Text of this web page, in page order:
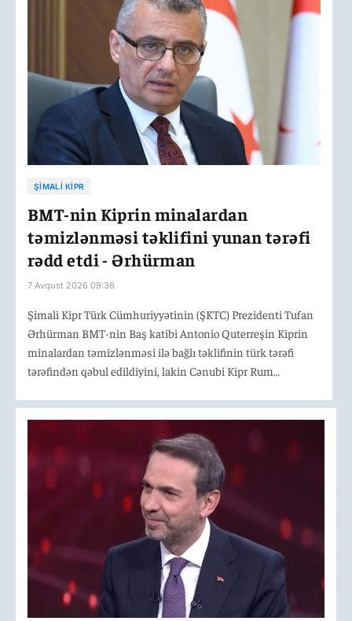
ŞIMALI KIPR
BMT-nin Kiprin minalardan
təmizlənməsi təklifini yunan tərəfi
rədd etdi - Ərhürman
7 Avqust 2026 09:36
Şimali Kipr Türk Cümhuriyyətinin (ŞKTC) Prezidenti Tufan
Ərhürman BMT-nin Baş katibi Antonio Quterreşin Kiprin
minalardan təmizlənməsi ilə bağlı təklifinin türk tərəfi
tərəfindən qəbul edildiyini, lakin Cənubi Kipr Rum
təşəbbüsü rədd etdiyini bildirib.